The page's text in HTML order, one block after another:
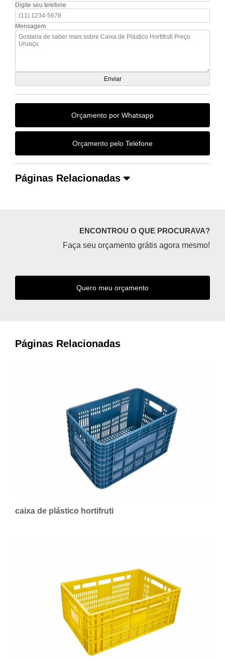
Digite seu telefone
Mensagem
Orçamento por Whatsapp
Orçamento pelo Telefone
Páginas Relacionadas
ENCONTROU O QUE PROCURAVA?
Faça seu orçamento grátis agora mesmo!
Quero meu orçamento
Páginas Relacionadas
caixa de plástico hortifruti